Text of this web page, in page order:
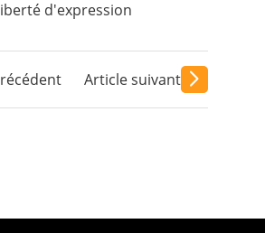
d'expression
Article suivant